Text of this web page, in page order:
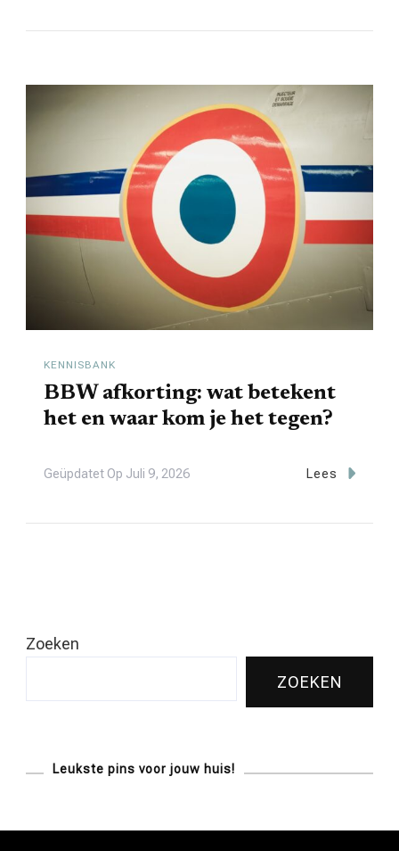
KENNISBANK
BBW afkorting: wat betekent
het en waar kom je het tegen?
Geüpdatet Op Juli 9, 2026 Lees
Zoeken
ZOEKEN
Leukste pins voor jouw huis!